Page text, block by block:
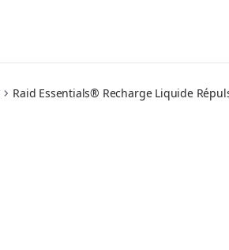
Raid Essentials® Recharge Liquide